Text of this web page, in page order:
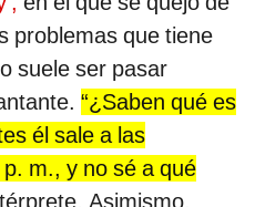
problemas que tiene
suele ser pasar
“¿Saben qué es
él sale a las
m., y no sé a qué